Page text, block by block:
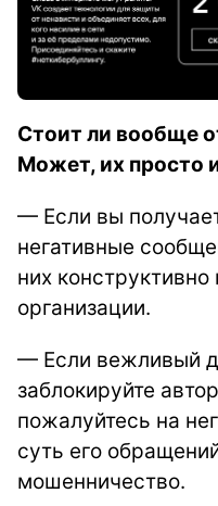
Стоит ли вообще
Может, их просто
— Если вы
негативные
них
организации.
— Если вежливый
заблокируйте
пожалуйтесь на
суть его
мошенничество.